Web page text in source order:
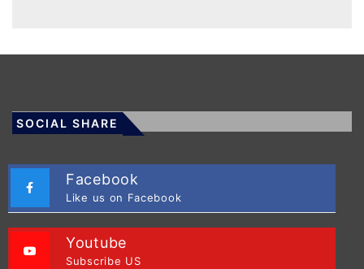
SOCIAL SHARE
Facebook
Like us on Facebook
Youtube
Subscribe US